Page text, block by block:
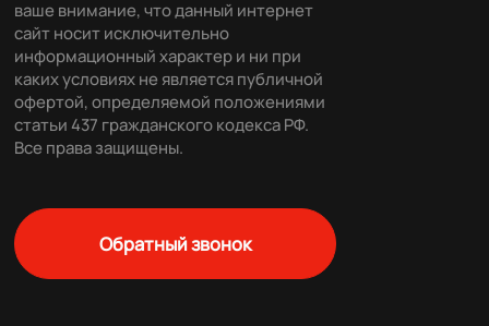
ваше внимание, что данный интернет
сайт носит исключительно
информационный характер и ни при
каких условиях не является публичной
офертой, определяемой положениями
статьи 437 гражданского кодекса РФ.
Все права защищены.
Обратный звонок